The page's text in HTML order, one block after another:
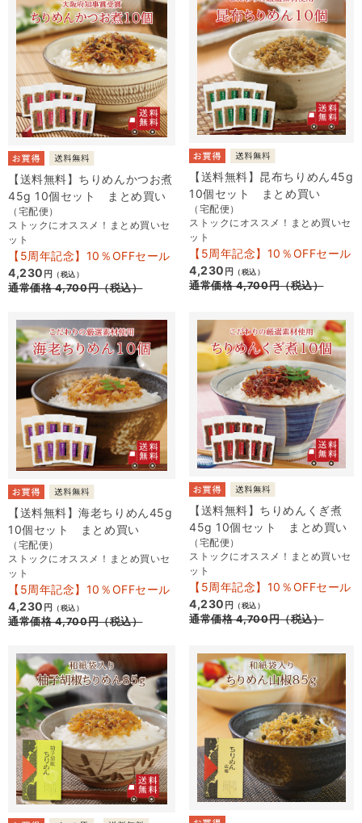
【送料無料】ちりめんかつお煮
45g 10個セット まとめ買い
（宅配便）
ストックにオススメ！まとめ買いセ
ット
【5周年記念】10％OFFセール
4,230 円 （税込）
通常価格4,700円（税込）
【送料無料】昆布ちりめん45g
10個セット まとめ買い
（宅配便）
ストックにオススメ！まとめ買いセ
ット
【5周年記念】10％OFFセール
4,230 円 （税込）
通常価格4,700円（税込）
【送料無料】海老ちりめん45g
10個セット まとめ買い
（宅配便）
ストックにオススメ！まとめ買いセ
ット
【5周年記念】10％OFFセール
4,230 円 （税込）
通常価格4,700円（税込）
【送料無料】ちりめんくぎ煮
45g 10個セット まとめ買い
（宅配便）
ストックにオススメ！まとめ買いセ
ット
【5周年記念】10％OFFセール
4,230 円 （税込）
通常価格4,700円（税込）